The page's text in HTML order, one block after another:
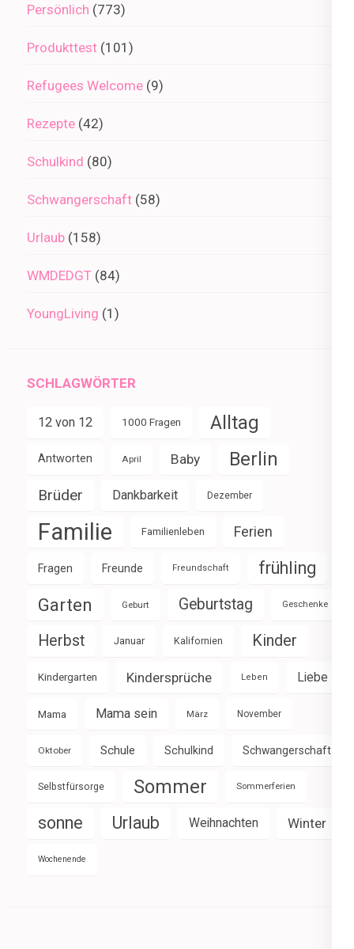
Persönlich (773)
Produkttest (101)
Refugees Welcome (9)
Rezepte (42)
Schulkind (80)
Schwangerschaft (58)
Urlaub (158)
WMDEDGT (84)
YoungLiving (1)
SCHLAGWÖRTER
12 von 12 1000 Fragen Alltag
Antworten April Baby Berlin
Brüder Dankbarkeit Dezember
Familie Familienleben Ferien
Fragen Freunde Freundschaft frühling
Garten Geburt Geburtstag Geschenke
Herbst Januar Kalifornien Kinder
Kindergarten Kindersprüche Leben Liebe
Mama Mama sein März November
Oktober Schule Schulkind Schwangerschaft
Selbstfürsorge Sommer Sommerferien
sonne Urlaub Weihnachten Winter
Wochenende